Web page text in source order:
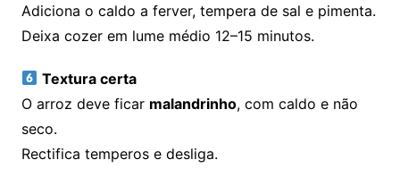
Adiciona o caldo a ferver, tempera de sal e pimenta.
Deixa cozer em lume médio 12–15 minutos.
Textura certa
O arroz deve ficar malandrinho, com caldo e não
seco.
Rectifica temperos e desliga.